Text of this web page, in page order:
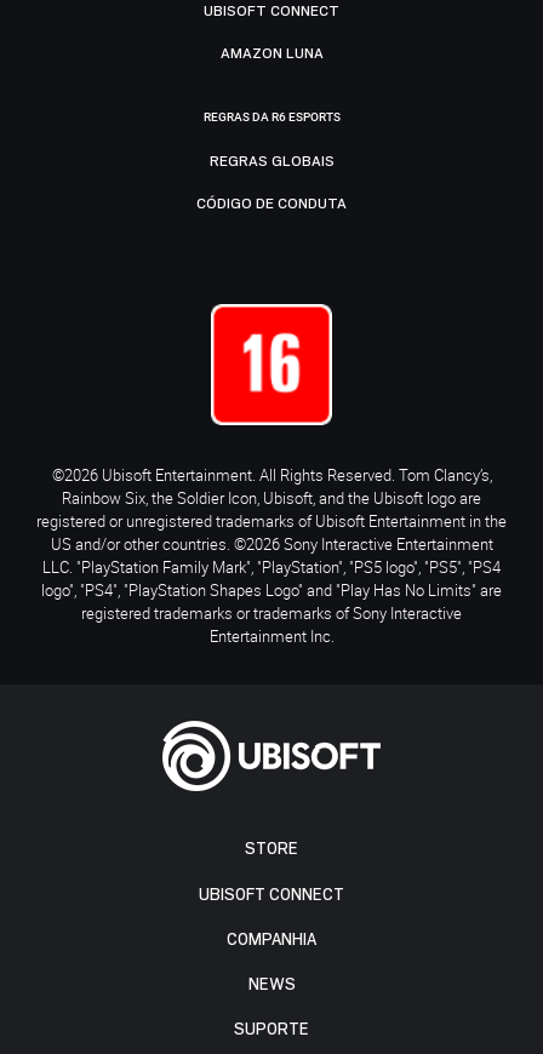
STORE
UBISOFT CONNECT
COMPANHIA
NEWS
SUPORTE
UBISOFT CONNECT
AMAZON LUNA
REGRAS DA R6 ESPORTS
REGRAS GLOBAIS
CÓDIGO DE CONDUTA
©2026 Ubisoft Entertainment. All Rights Reserved. Tom Clancy’s,
Rainbow Six, the Soldier Icon, Ubisoft, and the Ubisoft logo are
registered or unregistered trademarks of Ubisoft Entertainment in the
US and/or other countries. ©2026 Sony Interactive Entertainment
LLC. "PlayStation Family Mark", "PlayStation", "PS5 logo", "PS5", "PS4
logo", "PS4", "PlayStation Shapes Logo" and "Play Has No Limits" are
registered trademarks or trademarks of Sony Interactive
Entertainment Inc.